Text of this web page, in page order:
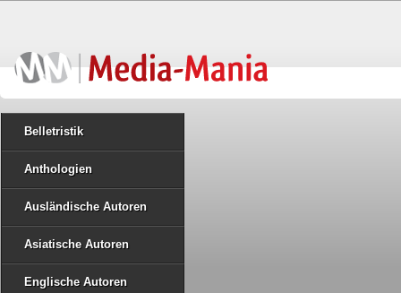
Belletristik
Anthologien
Ausländische Autoren
Asiatische Autoren
Englische Autoren